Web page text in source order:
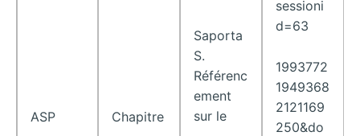
ASP Chapitre
Saporta
S.
Référenc
ement
sur le
sessioni
d=63
1993772
1949368
2121169
250&do